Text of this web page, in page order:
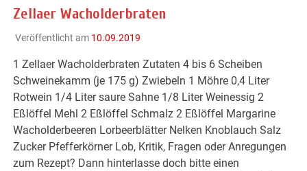
Zellaer Wacholderbraten
Veröffentlicht am 10.09.2019
1 Zellaer Wacholderbraten Zutaten 4 bis 6 Scheiben
Schweinekamm (je 175 g) Zwiebeln 1 Möhre 0,4 Liter
Rotwein 1/4 Liter saure Sahne 1/8 Liter Weinessig 2
Eßlöffel Mehl 2 Eßlöffel Schmalz 2 Eßlöffel Margarine
Wacholderbeeren Lorbeerblätter Nelken Knoblauch Salz
Zucker Pfefferkörner Lob, Kritik, Fragen oder Anregungen
zum Rezept? Dann hinterlasse doch bitte einen